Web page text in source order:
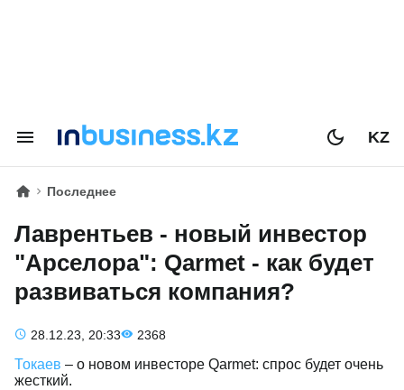
KZ
Последнее
Лаврентьев - новый инвестор
"Арселора": Qarmet - как будет
развиваться компания?
28.12.23, 20:33 2368
Токаев – о новом инвесторе Qarmet: спрос будет очень
жесткий.